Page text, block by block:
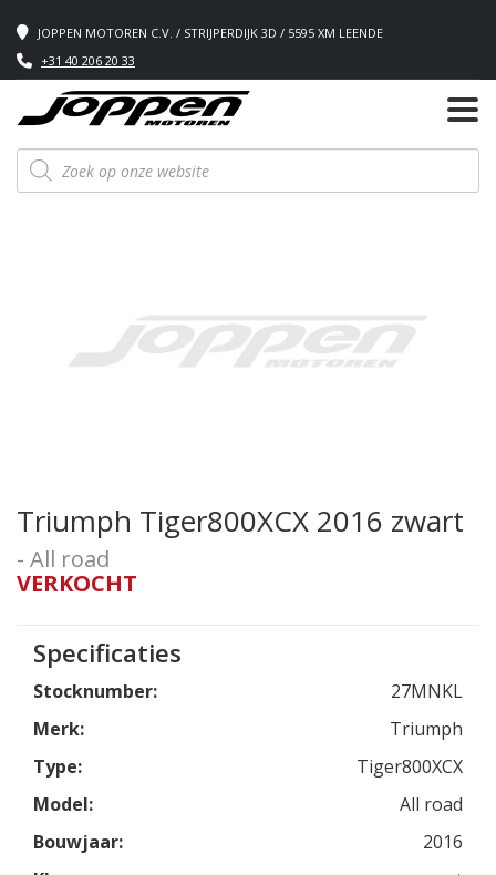
JOPPEN MOTOREN C.V. / STRIJPERDIJK 3D / 5595 XM LEENDE
+31 40 206 20 33
Producten
zoeken
Triumph Tiger800XCX 2016 zwart
- All road
VERKOCHT
Specificaties
Stocknumber:
27MNKL
Merk:
Triumph
Type:
Tiger800XCX
Model:
All road
Bouwjaar:
2016